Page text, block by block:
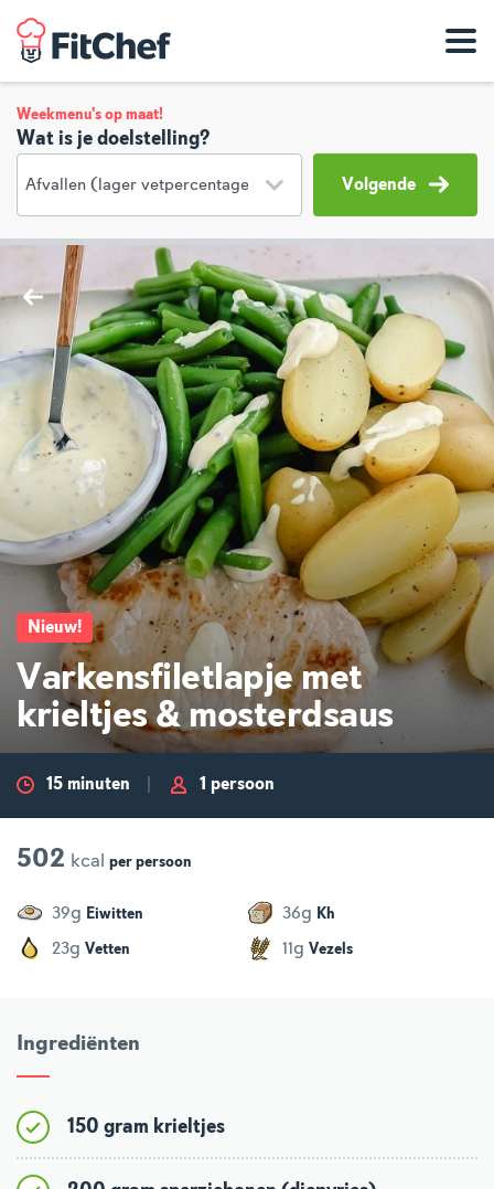
Weekmenu's op maat!
Wat is je doelstelling?
Volgende
Nieuw!
Varkensfiletlapje met
krieltjes & mosterdsaus
15 minuten 1 persoon
502 kcal per persoon
39g Eiwitten 36g Kh
23g Vetten 11g Vezels
Ingrediënten
150 gram krieltjes